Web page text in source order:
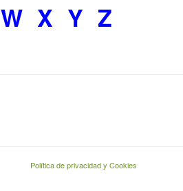
W X Y Z
Política de privacidad y Cookies